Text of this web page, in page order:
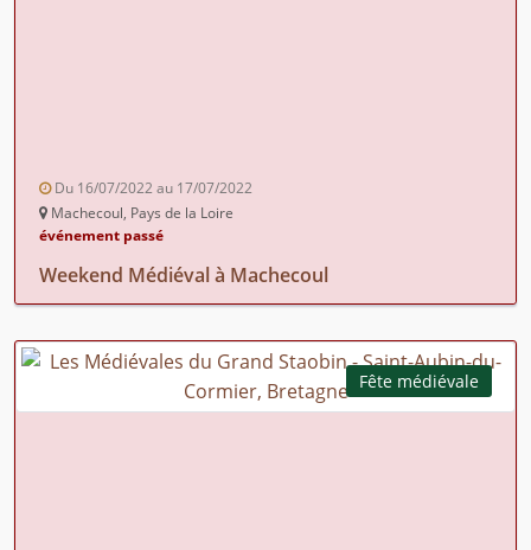
Du 16/07/2022 au 17/07/2022
Machecoul, Pays de la Loire
événement passé
Weekend Médiéval à Machecoul
Fête médiévale